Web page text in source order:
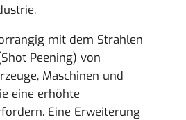
mit dem Strahlen
Peening) von
Maschinen und
eine erhöhte
Eine Erweiterung